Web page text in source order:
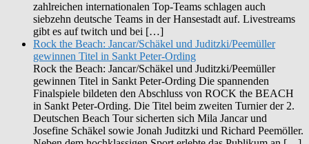
zahlreichen internationalen Top-Teams schlagen auch
siebzehn deutsche Teams in der Hansestadt auf. Livestreams
gibt es auf twitch und bei […]
Rock the Beach: Jancar/Schäkel und Juditzki/Peemüller
gewinnen Titel in Sankt Peter-Ording
Rock the Beach: Jancar/Schäkel und Juditzki/Peemüller
gewinnen Titel in Sankt Peter-Ording Die spannenden
Finalspiele bildeten den Abschluss von ROCK the BEACH
in Sankt Peter-Ording. Die Titel beim zweiten Turnier der 2.
Deutschen Beach Tour sicherten sich Mila Jancar und
Josefine Schäkel sowie Jonah Juditzki und Richard Peemöller.